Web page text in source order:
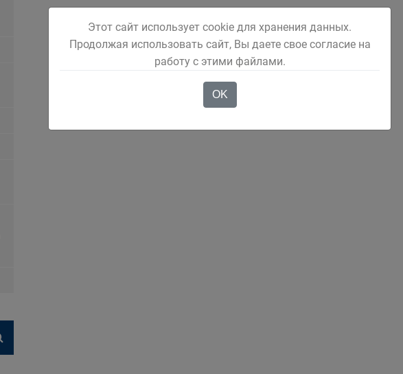
Этот сайт использует cookie для хранения данных.
Продолжая использовать сайт, Вы даете свое согласие на
работу с этими файлами.
OK